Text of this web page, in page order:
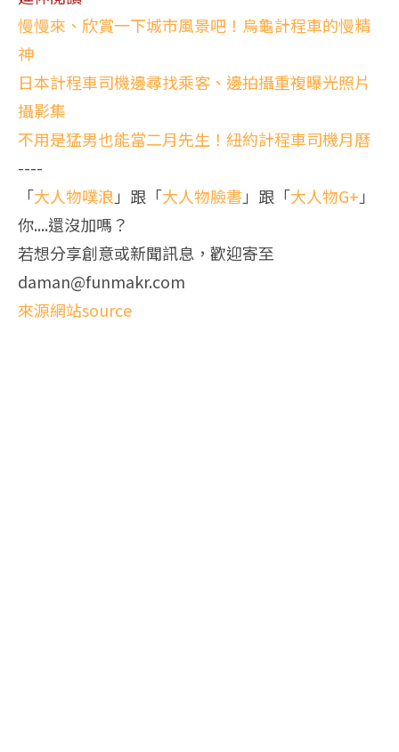
慢慢來、欣賞一下城市風景吧！烏龜計程車的慢精
神
日本計程車司機邊尋找乘客、邊拍攝重複曝光照片
攝影集
不用是猛男也能當二月先生！紐約計程車司機月曆
----
「大人物噗浪 」跟「大人物臉書」跟「大人物G+ 」
你....還沒加嗎？
若想分享創意或新聞訊息，歡迎寄至
daman@funmakr.com
來源網站source